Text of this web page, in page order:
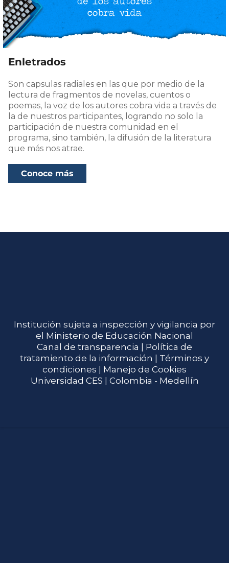
Enletrados
Son capsulas radiales en las que por medio de la
lectura de fragmentos de novelas, cuentos o
poemas, la voz de los autores cobra vida a través de
la de nuestros participantes, logrando no solo la
participación de nuestra comunidad en el
programa, sino también, la difusión de la literatura
que más nos atrae.
Conoce más
Institución sujeta a inspección y vigilancia por
el Ministerio de Educación Nacional
Canal de transparencia | Política de
tratamiento de la información
Términos y
condiciones | Manejo de Cookies
Universidad CES | Colombia - Medellín